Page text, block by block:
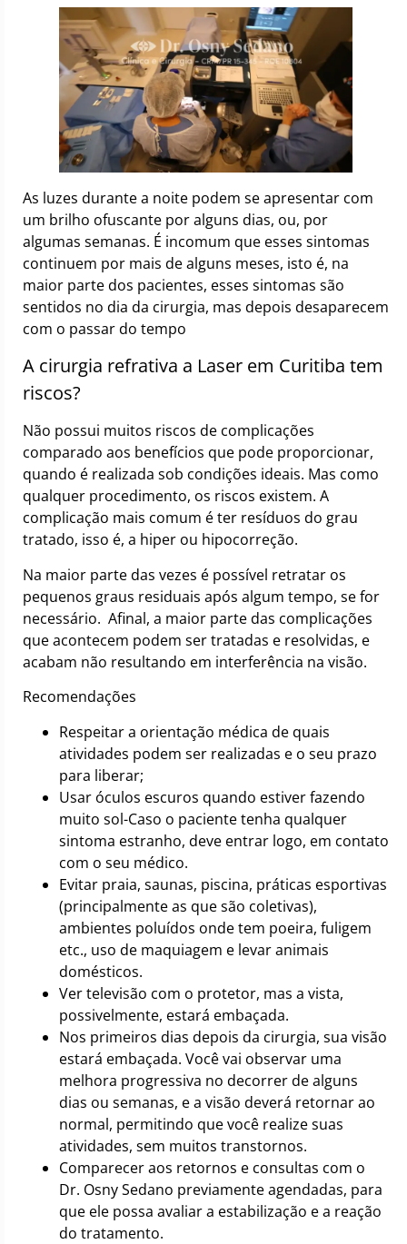
As luzes durante a noite podem se apresentar com
um brilho ofuscante por alguns dias, ou, por
algumas semanas. É incomum que esses sintomas
continuem por mais de alguns meses, isto é, na
maior parte dos pacientes, esses sintomas são
sentidos no dia da cirurgia, mas depois desaparecem
com o passar do tempo
A cirurgia refrativa a Laser em Curitiba tem
riscos?
Não possui muitos riscos de complicações
comparado aos benefícios que pode proporcionar,
quando é realizada sob condições ideais. Mas como
qualquer procedimento, os riscos existem. A
complicação mais comum é ter resíduos do grau
tratado, isso é, a hiper ou hipocorreção.
Na maior parte das vezes é possível retratar os
pequenos graus residuais após algum tempo, se for
necessário. Afinal, a maior parte das complicações
que acontecem podem ser tratadas e resolvidas, e
acabam não resultando em interferência na visão.
Recomendações
Respeitar a orientação médica de quais
atividades podem ser realizadas e o seu prazo
para liberar;
Usar óculos escuros quando estiver fazendo
muito sol-Caso o paciente tenha qualquer
sintoma estranho, deve entrar logo, em contato
com o seu médico.
Evitar praia, saunas, piscina, práticas esportivas
(principalmente as que são coletivas),
ambientes poluídos onde tem poeira, fuligem
etc., uso de maquiagem e levar animais
domésticos.
Ver televisão com o protetor, mas a vista,
possivelmente, estará embaçada.
Nos primeiros dias depois da cirurgia, sua visão
estará embaçada. Você vai observar uma
melhora progressiva no decorrer de alguns
dias ou semanas, e a visão deverá retornar ao
normal, permitindo que você realize suas
atividades, sem muitos transtornos.
Comparecer aos retornos e consultas com o
Dr. Osny Sedano previamente agendadas, para
que ele possa avaliar a estabilização e a reação
do tratamento.